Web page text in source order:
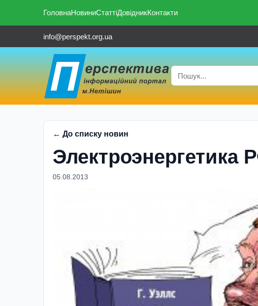
ГоловнаНовиниСтаттіДовідникКонтакти
info@perspekt.org.ua
← До списку новин
Электроэнергетика
05.08.2013